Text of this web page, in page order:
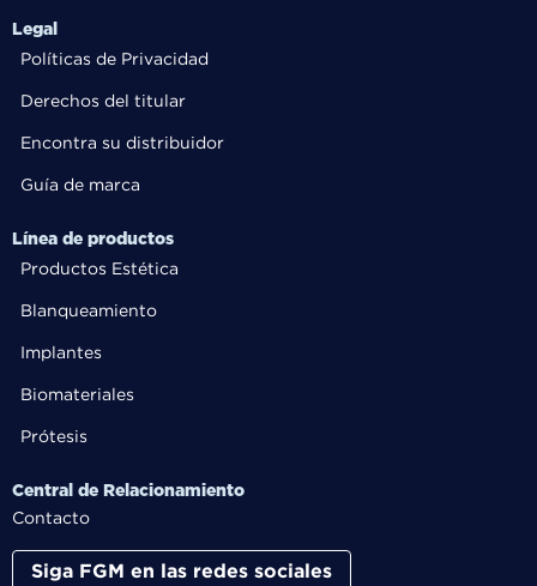
Legal
Políticas de Privacidad
Derechos del titular
Encontra su distribuidor
Guía de marca
Línea de productos
Productos Estética
Blanqueamiento
Implantes
Biomateriales
Prótesis
Central de Relacionamiento
Contacto
Siga FGM en las redes sociales